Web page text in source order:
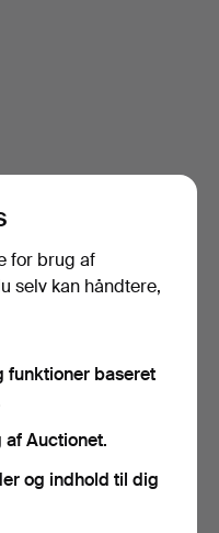
for brug af
selv kan håndtere,
funktioner baseret
Auctionet.
og indhold til dig